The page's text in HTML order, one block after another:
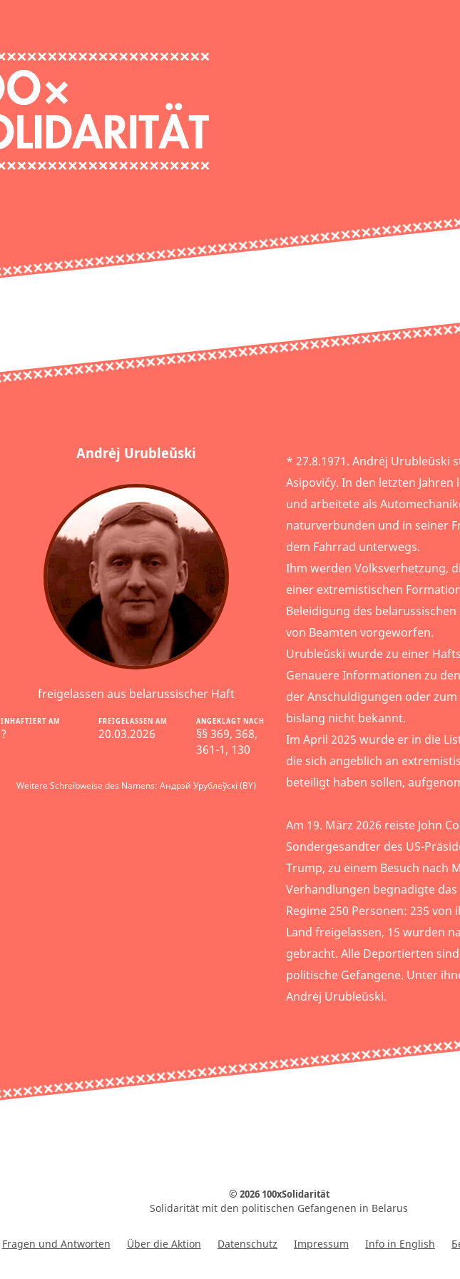
Andrėj Urubleŭski
freigelassen aus belarussischer Haft
INHAFTIERT AM
?
FREIGELASSEN AM
20.03.2026
ANGEKLAGT NACH
§§ 369, 368,
361-1, 130
Weitere Schreibweise des Namens: Андрэй Урублеўскі (BY)
* 27.8.1971. Andrėj Urubleŭski
Asipovičy. In den letzten Jahren
und arbeitete als
naturverbunden und in seiner
dem Fahrrad unterwegs.
Ihm werden Volksverhetzung,
einer extremistischen
Beleidigung des
von Beamten vorgeworfen.
Urubleŭski wurde zu einer
Genauere Informationen zu
der Anschuldigungen oder
bislang nicht bekannt.
Im April 2025 wurde er in die
die sich angeblich an
beteiligt haben sollen,
Am 19. März 2026 reiste John
Sondergesandter des US-
Trump, zu einem Besuch nach
Verhandlungen begnadigte das
Regime 250 Personen: 235 von
Land freigelassen, 15 wurden
gebracht. Alle Deportierten
politische Gefangene. Unter
Andrėj Urubleŭski.
© 2026 100xSolidarität
Solidarität mit den politischen Gefangenen in Belarus
Fragen und Antworten Über die Aktion Datenschutz Impressum Info in English